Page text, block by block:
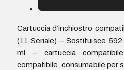
Cartuccia d’inchiostro
(11 Seriale) – Sostituisce
ml – cartuccia
compatibile, consumabile per